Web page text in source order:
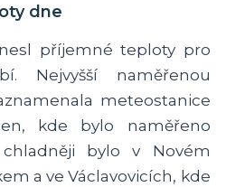
dne
příjemné teploty pro
Nejvyšší naměřenou
meteostanice
kde bylo naměřeno
chladněji bylo v Novém
a ve Václavovicích, kde